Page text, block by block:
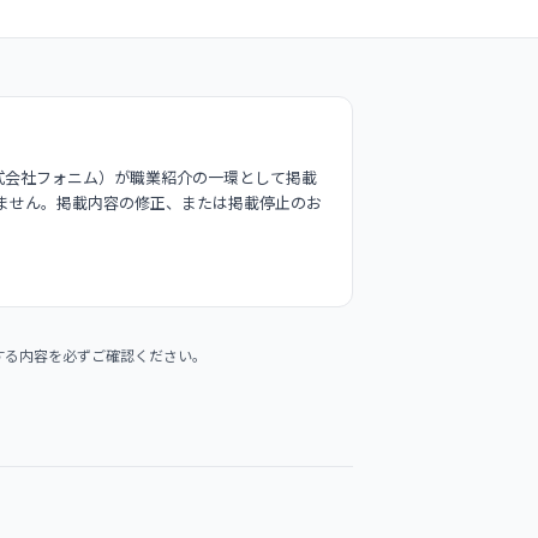
社フォニム）が職業紹介の一環として掲載
ん。掲載内容の修正、または掲載停止のお
内容を必ずご確認ください。